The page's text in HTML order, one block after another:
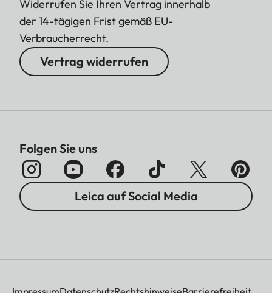
Widerrufen Sie Ihren Vertrag innerhalb
der 14-tägigen Frist gemäß EU-
Verbraucherrecht.
Vertrag widerrufen
Folgen Sie uns
Leica auf Social Media